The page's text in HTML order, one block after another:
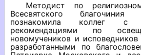
Методист по
Всесвятского
познакомила коллег с
рекомендациями по
новомучеников и
разработанными по